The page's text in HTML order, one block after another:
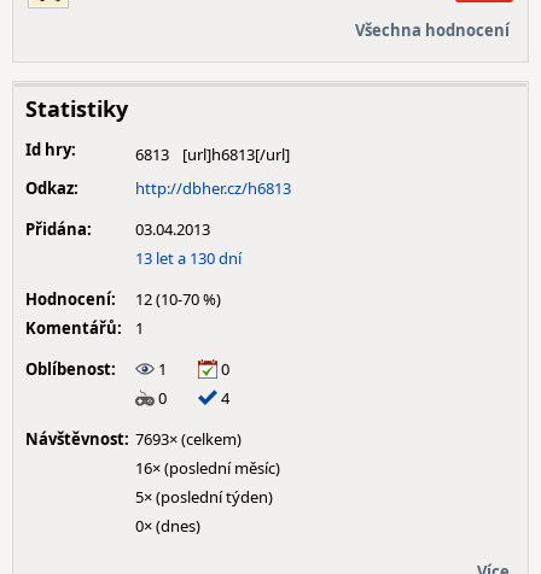
Všechna hodnocení
Statistiky
Id hry:
6813
Odkaz:
http://dbher.cz/h6813
Přidána:
03.04.2013
13 let a 130 dní
Hodnocení:
12 (10-70 %)
Komentářů:
1
Oblíbenost:
1
0
0
4
Návštěvnost: 7693× (celkem)
16× (poslední měsíc)
5× (poslední týden)
0× (dnes)